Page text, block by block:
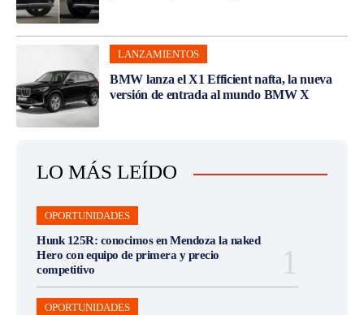
LANZAMIENTOS
BMW lanza el X1 Efficient nafta, la nueva
versión de entrada al mundo BMW X
LO MÁS LEÍDO
OPORTUNIDADES
Hunk 125R: conocimos en Mendoza la naked
Hero con equipo de primera y precio
competitivo
OPORTUNIDADES